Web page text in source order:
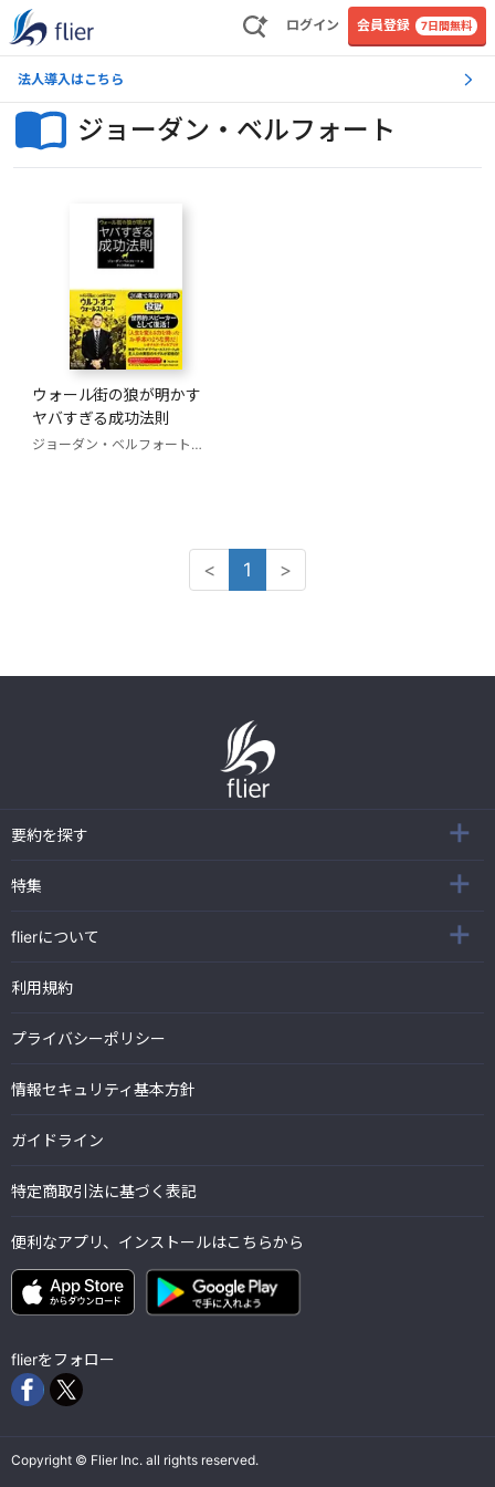
ログイン 会員登録 7日間無料
法人導入はこちら
ジョーダン・ベルフォート
ウォール街の狼が明かす
ヤバすぎる成功法則
ジョーダン・ベルフォートクリス岡崎(監修)
< 1 >
要約を探す
特集
flierについて
利用規約
プライバシーポリシー
情報セキュリティ基本方針
ガイドライン
特定商取引法に基づく表記
便利なアプリ、インストールはこちらから
flierをフォロー
Copyright © Flier Inc. all rights reserved.